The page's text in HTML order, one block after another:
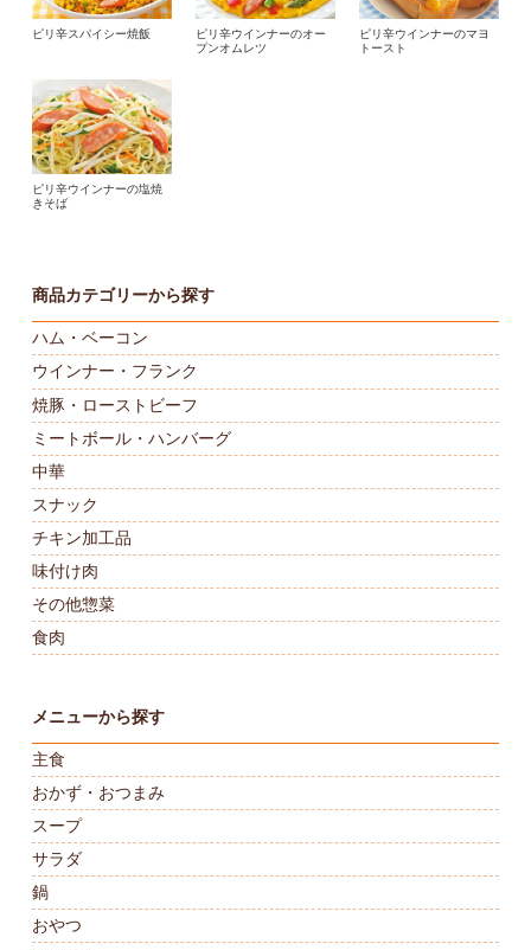
ピリ辛スパイシー焼飯
ピリ辛ウインナーのオー
プンオムレツ
ピリ辛ウインナーのマヨ
トースト
ピリ辛ウインナーの塩焼
きそば
商品カテゴリーから探す
ハム・ベーコン
ウインナー・フランク
焼豚・ローストビーフ
ミートボール・ハンバーグ
中華
スナック
チキン加工品
味付け肉
その他惣菜
食肉
メニューから探す
主食
おかず・おつまみ
スープ
サラダ
鍋
おやつ